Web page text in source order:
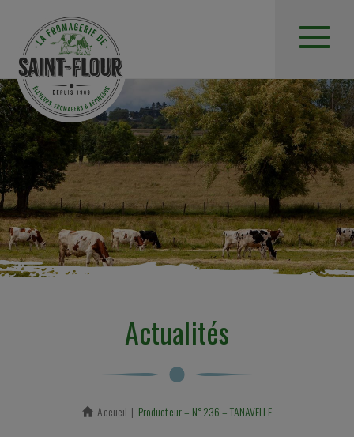
Actualités
Accueil En cours :
Producteur – N°236 – TANAVELLE